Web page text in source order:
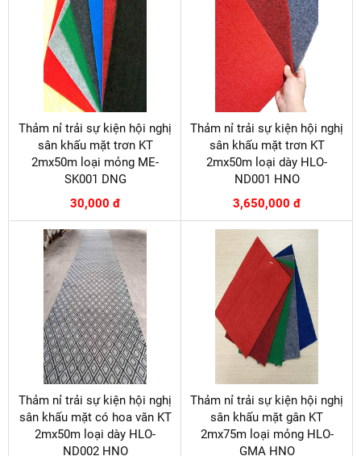
Thảm nỉ trải sự kiện hội nghị
sân khấu mặt trơn KT
2mx50m loại mỏng ME-
SK001 DNG
30,000 đ
Thảm nỉ trải sự kiện hội nghị
sân khấu mặt trơn KT
2mx50m loại dày HLO-
ND001 HNO
3,650,000 đ
Thảm nỉ trải sự kiện hội nghị
sân khấu mặt có hoa văn KT
2mx50m loại dày HLO-
ND002 HNO
Thảm nỉ trải sự kiện hội nghị
sân khấu mặt gân KT
2mx75m loại mỏng HLO-
GMA HNO